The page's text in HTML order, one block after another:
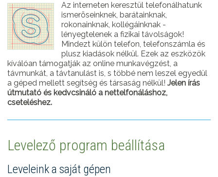
Az interneten keresztül telefonálhatunk
ismerõseinknek, barátainknak,
rokonainknak, kollégáinknak -
lényegtelenek a fizikai távolságok!
Mindezt külön telefon, telefonszámla és
plusz kiadások nélkül. Ezek az eszközök
kíválóan támogatják az online munkavégzést, a
távmunkát, a távtanulást is, s többé nem leszel egyedül
a géped mellett segítség és társaság nélkül! Jelen írás
útmutató és kedvcsináló a nettelfonáláshoz,
cseteléshez.
Levelező program beállítása
Leveleink a saját gépen